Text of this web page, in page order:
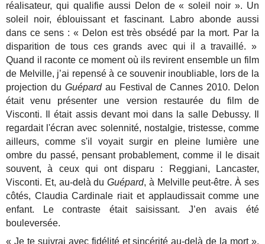
réalisateur, qui qualifie aussi Delon de « soleil noir ». Un
soleil noir, éblouissant et fascinant.
Labro abonde aussi
dans ce sens : « Delon est très obsédé par la mort. Par la
disparition de tous ces grands avec qui il a travaillé. »
Quand il raconte ce moment où ils revirent ensemble un film
de Melville, j’ai repensé à ce souvenir inoubliable, lors de la
projection du Guépardau Festival de Cannes 2010. Delon
était venu présenter une version restaurée du film de
Visconti. Il était assis devant moi dans la salle Debussy. Il
regardait l'écran avec solennité, nostalgie, tristesse, comme
ailleurs, comme s'il voyait surgir en pleine lumière une
ombre du passé, pensant probablement, comme il le disait
souvent, à ceux qui ont disparu : Reggiani, Lancaster,
Visconti. Et, au-delà duGuépard, à Melville peut-être. À ses
côtés, Claudia Cardinale riait et applaudissait comme une
enfant. Le contraste était saisissant. J’en avais été
bouleversée.
« Je te suivrai avec fidélité et sincérité au-delà de la mort ».